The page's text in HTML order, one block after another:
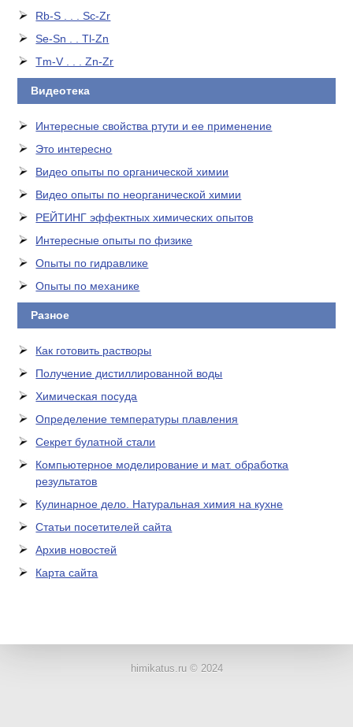
Rb-S . . . Sc-Zr
Se-Sn . . Tl-Zn
Tm-V . . . Zn-Zr
Видеотека
Интересные свойства ртути и ее применение
Это интересно
Видео опыты по органической химии
Видео опыты по неорганической химии
РЕЙТИНГ эффектных химических опытов
Интересные опыты по физике
Опыты по гидравлике
Опыты по механике
Разное
Как готовить растворы
Получение дистиллированной воды
Химическая посуда
Определение температуры плавления
Секрет булатной стали
Компьютерное моделирование и мат. обработка
результатов
Кулинарное дело. Натуральная химия на кухне
Статьи посетителей сайта
Архив новостей
Карта сайта
himikatus.ru © 2024